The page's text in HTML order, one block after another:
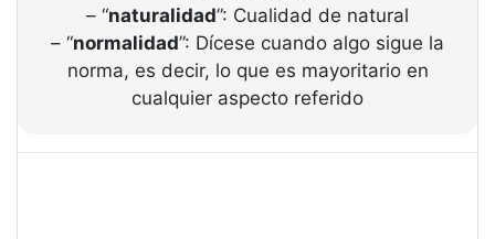
– “naturalidad”: Cualidad de natural
– “normalidad”: Dícese cuando algo sigue la
norma, es decir, lo que es mayoritario en
cualquier aspecto referido